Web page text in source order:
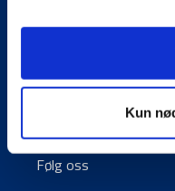
Kun
Referanser
Kundeportaler
Følg oss